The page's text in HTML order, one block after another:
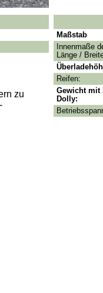
zu
Maßstab
Innenmaße
Länge /
Reifen:
Gewicht mit
Dolly: